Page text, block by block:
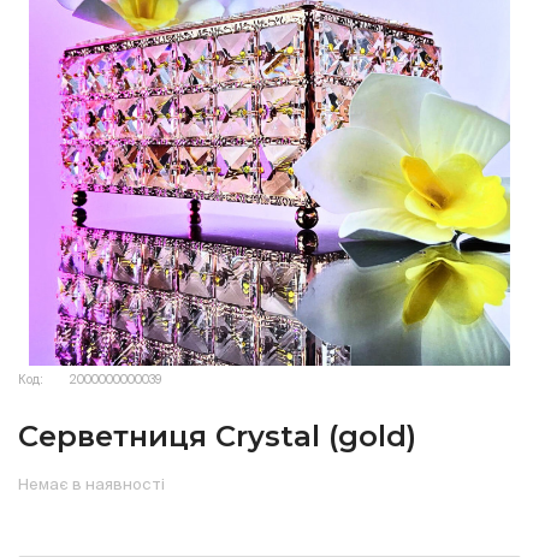
Код: 2000000000039
Серветниця Crystal (gold)
Немає в наявності